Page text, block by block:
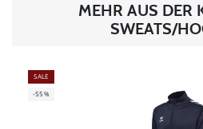
MEHR AUS DER
SWEATS/
SALE
-55%